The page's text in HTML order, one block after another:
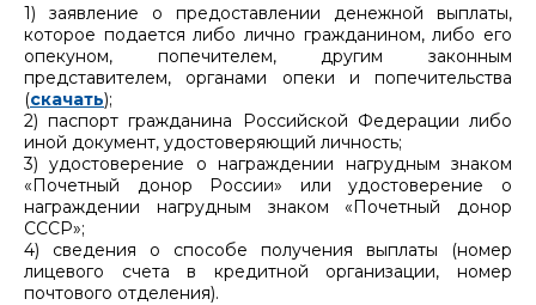
1) заявление о предоставлении денежной выплаты,
которое подается либо лично гражданином, либо его
опекуном, попечителем, другим законным
представителем, органами опеки и попечительства
(скачать);
2) паспорт гражданина Российской Федерации либо
иной документ, удостоверяющий личность;
3) удостоверение о награждении нагрудным знаком
«Почетный донор России» или удостоверение о
награждении нагрудным знаком «Почетный донор
СССР»;
4) сведения о способе получения выплаты (номер
лицевого счета в кредитной организации, номер
почтового отделения).